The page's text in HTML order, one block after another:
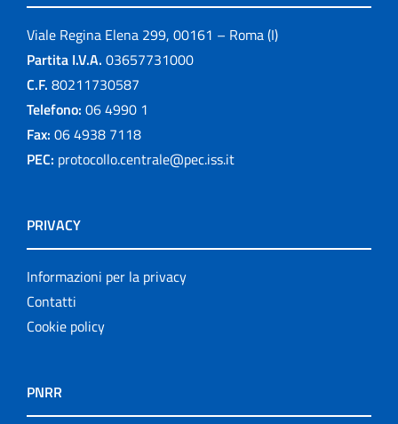
Viale Regina Elena 299, 00161 – Roma (I)
Partita I.V.A. 03657731000
C.F. 80211730587
Telefono: 06 4990 1
Fax: 06 4938 7118
PEC: protocollo.centrale@pec.iss.it
PRIVACY
Informazioni per la privacy
Contatti
Cookie policy
PNRR